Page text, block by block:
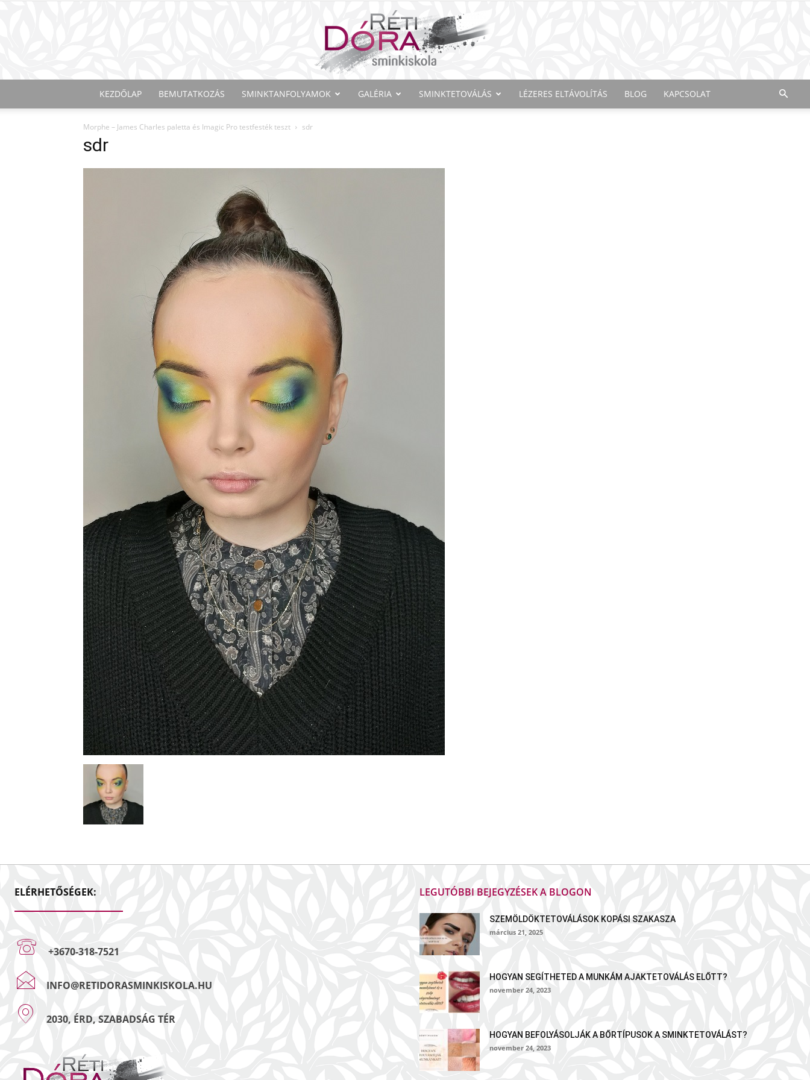
KEZDŐLAP BEMUTATKOZÁS SMINKTANFOLYAMOK GALÉRIA SMINKTETOVÁLÁS LÉZERES ELTÁVOLÍTÁS BLOG KAPCSOLAT
Morphe – James Charles paletta és Imagic Pro testfesték teszt sdr
sdr
ELÉRHETŐSÉGEK:
+3670-318-7521
INFO@RETIDORASMINKISKOLA.HU
2030, ÉRD, SZABADSÁG TÉR
LEGUTÓBBI BEJEGYZÉSEK A BLOGON
SZEMÖLDÖKTETOVÁLÁSOK KOPÁSI SZAKASZA
március 21, 2025
HOGYAN SEGÍTHETED A MUNKÁM AJAKTETOVÁLÁS ELŐTT?
november 24, 2023
HOGYAN BEFOLYÁSOLJÁK A BŐRTÍPUSOK A SMINKTETOVÁLÁST?
november 24, 2023